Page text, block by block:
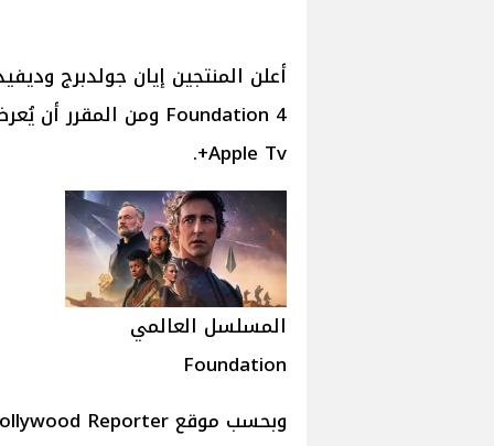
أعلن المنتجين إيان جولدبرج
Apple Tv+.
المسلسل العالمي
Foundation